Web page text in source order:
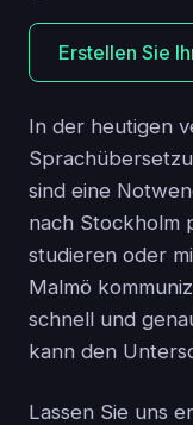
Erstellen Sie
In der heutigen
sind eine
nach Stockholm
studieren oder
Malmö
schnell und
kann den
Lassen Sie uns